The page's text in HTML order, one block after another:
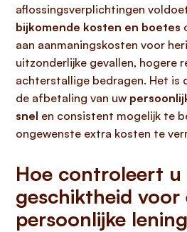
aflossingsverplichtingen
bijkomende kosten en boetes
aan aanmaningskosten voor
uitzonderlijke gevallen, hogere
achterstallige bedragen. Het is
de afbetaling van uw
snel en consistent mogelijk te
ongewenste extra kosten te
Hoe controleert u
geschiktheid voor
persoonlijke